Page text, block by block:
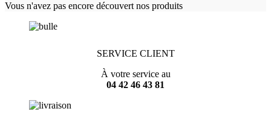
Vous n'avez pas encore découvert nos produits
SERVICE CLIENT
À votre service au
04 42 46 43 81